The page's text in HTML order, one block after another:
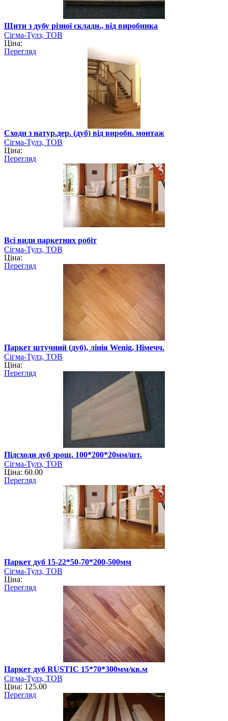
Щити з дубу різної складн., від виробника
Сігма-Тулз, ТОВ
Ціна:
Перегляд
Сходи з натур.дер. (дуб) від виробн. монтаж
Сігма-Тулз, ТОВ
Ціна:
Перегляд
Всі види паркетних робіт
Сігма-Тулз, ТОВ
Ціна:
Перегляд
Паркет штучний (дуб), лінія Wenig, Німечч.
Сігма-Тулз, ТОВ
Ціна:
Перегляд
Підсходи дуб зрощ. 100*200*20мм/шт.
Сігма-Тулз, ТОВ
Ціна: 60.00
Перегляд
Паркет дуб 15-22*50-70*200-500мм
Сігма-Тулз, ТОВ
Ціна:
Перегляд
Паркет дуб RUSTIC 15*70*300мм/кв.м
Сігма-Тулз, ТОВ
Ціна: 125.00
Перегляд